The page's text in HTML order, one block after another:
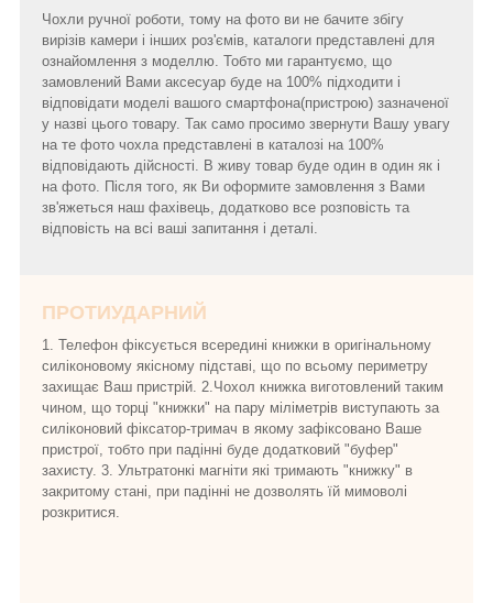
Чохли ручної роботи, тому на фото ви не бачите збігу
вирізів камери і інших роз'ємів, каталоги представлені для
ознайомлення з моделлю. Тобто ми гарантуємо, що
замовлений Вами аксесуар буде на 100% підходити і
відповідати моделі вашого смартфона(пристрою) зазначеної
у назві цього товару. Так само просимо звернути Вашу увагу
на те фото чохла представлені в каталозі на 100%
відповідають дійсності. В живу товар буде один в один як і
на фото. Після того, як Ви оформите замовлення з Вами
зв'яжеться наш фахівець, додатково все розповість та
відповість на всі ваші запитання і деталі.
ПРОТИУДАРНИЙ
1. Телефон фіксується всередині книжки в оригінальному
силіконовому якісному підставі, що по всьому периметру
захищає Ваш пристрій. 2.Чохол книжка виготовлений таким
чином, що торці "книжки" на пару міліметрів виступають за
силіконовий фіксатор-тримач в якому зафіксовано Ваше
пристрої, тобто при падінні буде додатковий "буфер"
захисту. 3. Ультратонкі магніти які тримають "книжку" в
закритому стані, при падінні не дозволять їй мимоволі
розкритися.